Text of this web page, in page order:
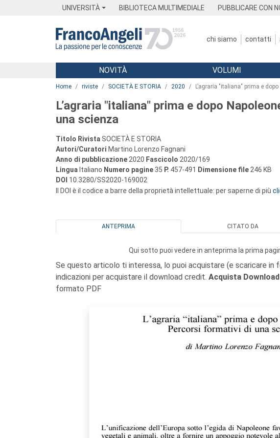
UNIVERSITÀ BIBLIOTECA MULTIMEDIALE PUBBLICARE CON
chi siamo contatti
Menu
NOVITÀ VOLUMI
Home riviste SOCIETÀ E STORIA 2020 L’agraria "italiana" prima e
L’agraria "italiana" prima e dopo
una scienza
Titolo Rivista SOCIETÀ E STORIA
Autori/Curatori Martino Lorenzo Fagnani
Anno di pubblicazione 2020 Fascicolo 2020/169
Lingua Italiano Numero pagine 35 P. 457-491 Dimensione file 246 KB
DOI 10.3280/SS2020-169002
Il DOI è il codice a barre della proprietà intellettuale: per saperne di più
ANTEPRIMA CITATO DA
Qui sotto puoi vedere in anteprima la prima
Se questo articolo ti interessa, lo puoi acquistare (e scaricare
indicazioni per acquistare il download credit. Acquista Download
formato PDF